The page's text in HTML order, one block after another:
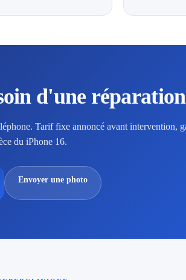
d'une
Tarif fixe annoncé avant intervention,
du iPhone 16.
Envoyer une photo